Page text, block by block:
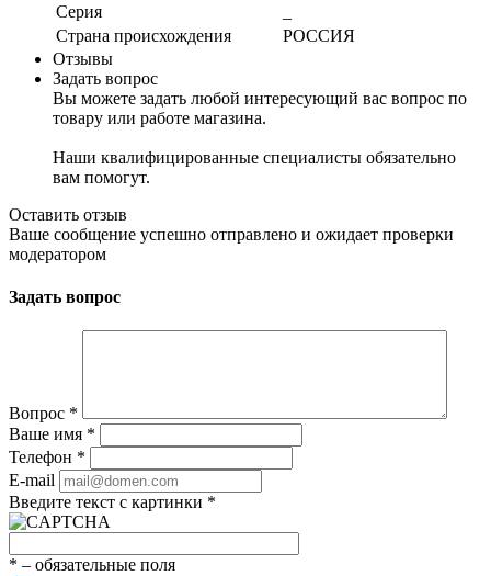
Серия
Страна происхождения
РОССИЯ
Отзывы
Задать вопрос
Вы можете задать любой интересующий вас вопрос по
товару или работе магазина.
Наши квалифицированные специалисты обязательно
вам помогут.
Оставить отзыв
Ваше сообщение успешно отправлено и ожидает проверки
модератором
Задать вопрос
Вопрос *
Ваше имя *
Телефон *
E-mail
Введите текст с картинки *
* – обязательные поля